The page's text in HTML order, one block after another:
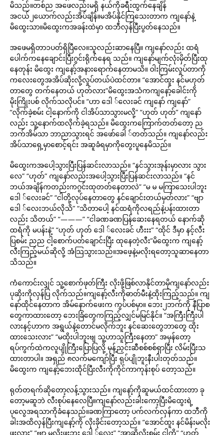
မိသည်။တစ်ည အဖေလည်းမရှိ နယ်ကိုခရီးထွက်နေချိန်
အငယ်၂ယောက်လည်းအိပ်ချိန်။မအိပ်နိုင်ကြသေးတာက ကျနော်နဲ့
မိထွေးသာ။မိထွေးကအခန်းထဲမှာ ထဘီလှန်ပြီးပွတ်နေသည်။
အဖေမရှိတာ၁ပတ်ရှိပြီလေ။သူလည်းဆာနေပြီ။ ကျနော်လည်း ထရံ
ပေါက်ကနေချောင်းပြီးဂွင်းရိုက်နေရ သည်။ ကျနော်မျက်လုံးမှိတ်ပြီးထု
နေတုန်း မိထွေး ကျနော့်အနားရောက်နေတာမသိ။ ဝါးကြမ်းလှုပ်တာကို
ကလေးတွေအအိပ်ဆိုးလို့လှုပ်တယ်ပဲထင်တာ။ “အောင်ထူး နင်မဟုတ်
တာတွေ တက်နေတယ် ဟုတ်လား”မိထွေးအသံကကျနော့်ခေါင်းကို
မိုးကြိုးပစ် လိုက်သလိုပင်။ “ဟာ ဒေါ ်လေးခင် ကျနော် ကျနော်”
“လိုက်ခဲ့စမ်း ငါ့နောက်ကို ငါအိပ်သာသွားမလို့” “ဟုတ် ဟုတ်” ကျနော်
လည်း သူ့နောက်ထလိုက်ခဲ့ရသည်။ မိထွေးကကြောက်တတ်တော့ ည
ဘက်အိမ်သာ ဘာညာသွားရင် အဖော်ခေါ ်တတ်သည်။ ကျနော်လည်း
အိပ်သာရှေ့မှာစောင့်ရင်း အဆူခံရမှာကိုတွေးပူနေမိသည်။
မိထွေးကအပေါ့သွားပြီးပြန်ဆင်းလာသည်။ “နင်သွားအုန်းမှာလား သွား
လေ” “ဟုတ်” ကျနော်လည်းအပေါ့သွားပြီးပြန်ဆင်းလာသည်။ “နင်
ဘယ်အချိန်ကတည်းကဂွင်းထုတတ်နေတာလဲ” “မ မ မကြာသေးပါဘူး
ဒေါ ်လေးခင်” “ငါတို့လုပ်နေတာတွေ နင်ချောင်းတယ်မှတ်လား” “ဗျာ
ဒေါ ်လေးဘယ်လိုသိ” “သိတာပေါ့ နင်ထရံကိုလရည်နဲ့ပန်းထားတာ
လည်း သိတယ်” “———” “ငါခဏခဏပြန်ဆေးနေရတယ် နောက်ဆို
ထရံကို မပန်းနဲ့” “ဟုတ် ဟုတ် ဒေါ ်လေးခင် ဟီးးး” “ထိုင် ဒီမှာ နင့်လီး
ပြစမ်း ညည ငါ့စောက်ပတ်ချောင်းပြီး ထုနေတဲ့လီး”မိထွေးက ကျနော့်
လီးကြည့်မယ်ဆိုလို့ အံသြသွားသည်။အဖေ့နဲ့မလိုးရတော့သူဆာနေတာ
သိသည်။
ကံကောင်းလျှင် သူ့စောက်ဖုတ်ကြီး လိုးဖို့ဖြစ်လာနိုင်တာမိုကျနော်လည်း
ပုဆိုးကိုလှန်ပြ လိုက်သည်။ကျနော့်လီးကိုဓာတ်မီးနဲ့ထိုးကြည့်သည်။ ကျ
နော်ထိုင်နေတာက အိမ်နောက်ဖေးက ကွပ်ပစ်မှာ။ ဘေး၂ဘက်ကို နီပြာစ
တွေကာထားတော့ ဘေးခြံတွေကကြည့်လျှင်မမြင်နိုင်။ “အကြီးကြီးပါ
လားနင့်ဟာက အရွယ်နဲ့တောင်မလိုက်ဘူး နင်ဆေးတွေဘာတွေ ထိုး
ထားသေးလား” “မထိုးပါဘူးဗျ သူ့ဟာသူကြီးနေတာ” အမှန်တော့
ရပ်ကွက်ထဲကလူပျိုကြီးပြောပြလို့ မုန့်ညှင်းဆီစစ်စစ်ရှာပြီး လိမ်းပြီးသ
ထားတာပါ။ အရှည် ၈လက်မကျော်ပြီး ရုပ်ပျိုဘူးနီးပါးတုတ်သည်။
မိထွေးက ကျနော့်ဘေးထိုင်ပြီးလီးကိုကိုင်ကာကုန်းစုပ် တော့သည်။
ရုတ်တရက်ဆိုတော့လန့်သွားသည်။ ကျနော့်ကိုဆူမယ်ထင်ထားတာ ခု
တော့မဆူဘဲ လီးစုပ်နေလေပြီ။ကျနော်လည်းခါးကော့ပြီးမိထွေးရဲ့
ပုလွေအရသာကိုခံနေသည်။ခဏကြာတော့ ပက်လက်လှန်ကာ ထဘီကို
ခါးအထိလှန်ပြီးကျနော့်ကို လိုးခိုင်းတော့သည်။ “အောင်ထူး နင်မိန်းမလိုး
ဖူးလား” “ဗျာ မလိုးဖူးဘူး ဒေါ ်လေး” “အာ့ဆိုလိုးစမ်း ငါ့ကို” “ဟုတ်